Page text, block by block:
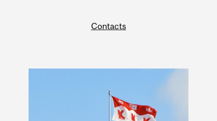
Contacts